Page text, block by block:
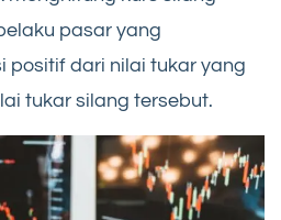
pasar yang
positif dari nilai tukar yang
tukar silang tersebut.